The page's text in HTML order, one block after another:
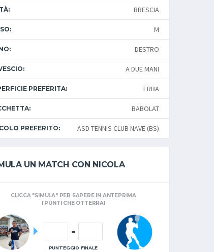
BRESCIA
M
DESTRO
A DUE MANI
PREFERITA: ERBA
BABOLAT
PREFERITO: ASD TENNIS CLUB NAVE (BS)
UN MATCH CON NICOLA
CLICCA "SIMULA" PER SAPERE IN ANTEPRIMA
I PUNTI CHE OTTERRAI
-
PUNTEGGIO FINALE